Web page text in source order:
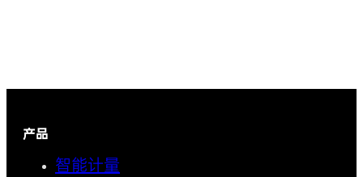
产品
智能计量